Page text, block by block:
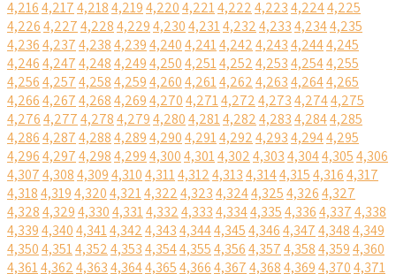
4,2164,2174,2184,2194,2204,2214,2224,2234,2244,225
4,2264,2274,2284,2294,2304,2314,2324,2334,2344,235
4,2364,2374,2384,2394,2404,2414,2424,2434,2444,245
4,2464,2474,2484,2494,2504,2514,2524,2534,2544,255
4,2564,2574,2584,2594,2604,2614,2624,2634,2644,265
4,2664,2674,2684,2694,2704,2714,2724,2734,2744,275
4,2764,2774,2784,2794,2804,2814,2824,2834,2844,285
4,2864,2874,2884,2894,2904,2914,2924,2934,2944,295
4,2964,2974,2984,2994,3004,3014,3024,3034,3044,3054,306
4,3074,3084,3094,3104,3114,3124,3134,3144,3154,3164,317
4,3184,3194,3204,3214,3224,3234,3244,3254,3264,327
4,3284,3294,3304,3314,3324,3334,3344,3354,3364,3374,338
4,3394,3404,3414,3424,3434,3444,3454,3464,3474,3484,349
4,3504,3514,3524,3534,3544,3554,3564,3574,3584,3594,360
4,3614,3624,3634,3644,3654,3664,3674,3684,3694,3704,371